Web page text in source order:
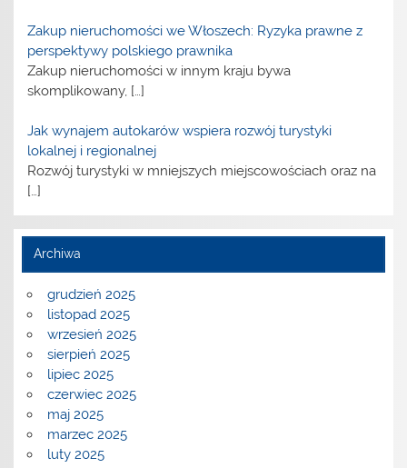
Zakup nieruchomości we Włoszech: Ryzyka prawne z
perspektywy polskiego prawnika
Zakup nieruchomości w innym kraju bywa
skomplikowany, […]
Jak wynajem autokarów wspiera rozwój turystyki
lokalnej i regionalnej
Rozwój turystyki w mniejszych miejscowościach oraz na
[…]
Archiwa
grudzień 2025
listopad 2025
wrzesień 2025
sierpień 2025
lipiec 2025
czerwiec 2025
maj 2025
marzec 2025
luty 2025